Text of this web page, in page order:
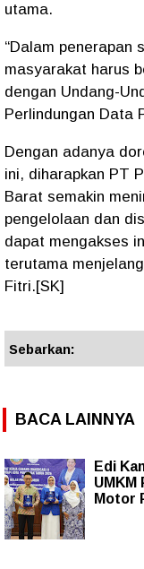
utama.
“Dalam penerapan
masyarakat harus
dengan Undang-
Perlindungan Data
Dengan adanya
ini, diharapkan PT
Barat semakin
pengelolaan dan
dapat mengakses
terutama
Fitri.[SK]
Sebarkan:
BACA LAINNYA
Edi
Motor